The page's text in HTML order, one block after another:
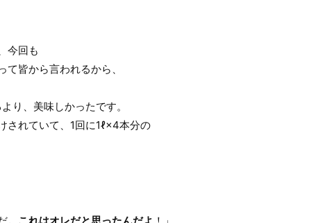
今回も
皆から言われるから、
り、美味しかったです。
されていて、1回に1ℓ×4本分の